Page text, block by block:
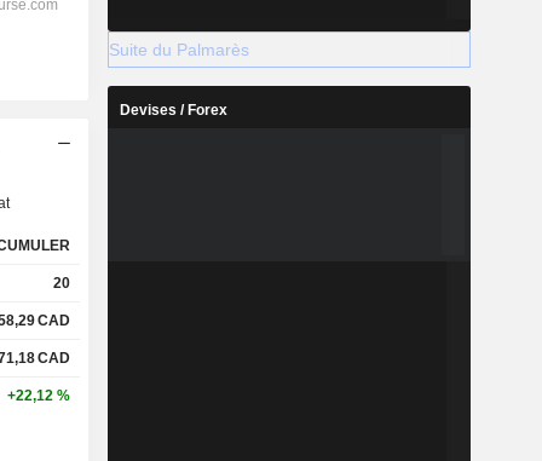
20
CAD
CAD
+22,12 %
Suite du Palmarès
Devises / Forex